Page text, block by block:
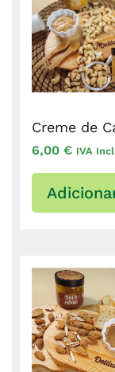
Creme de
6,00 € IVA